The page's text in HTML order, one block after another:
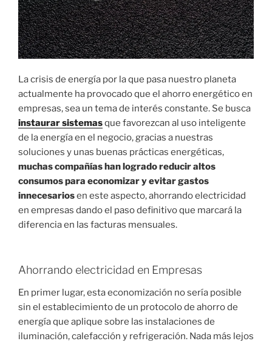
La crisis de energía por la que pasa nuestro planeta
actualmente ha provocado que el ahorro energético en
empresas, sea un tema de interés constante. Se busca
instaurar sistemasque favorezcan al uso inteligente
de la energía en el negocio, gracias a nuestras
soluciones y unas buenas prácticas energéticas,
muchas compañías han logrado reducir altos
consumos para economizar y evitar gastos
innecesariosen este aspecto, ahorrando electricidad
en empresas dando el paso definitivo que marcará la
diferencia en las facturas mensuales.
Ahorrando electricidad en Empresas
En primer lugar, esta economización no sería posible
sin el establecimiento de un protocolo de ahorro de
energía que aplique sobre las instalaciones de
iluminación, calefacción y refrigeración. Nada más lejos